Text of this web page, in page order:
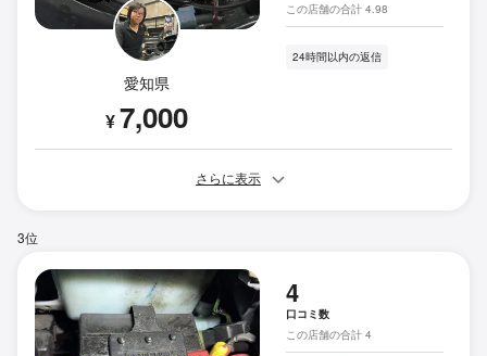
愛知県
¥7,000
この店舗の合計 4.98
24時間以内の返信
さらに表示
3位
4
口コミ数
この店舗の合計 4